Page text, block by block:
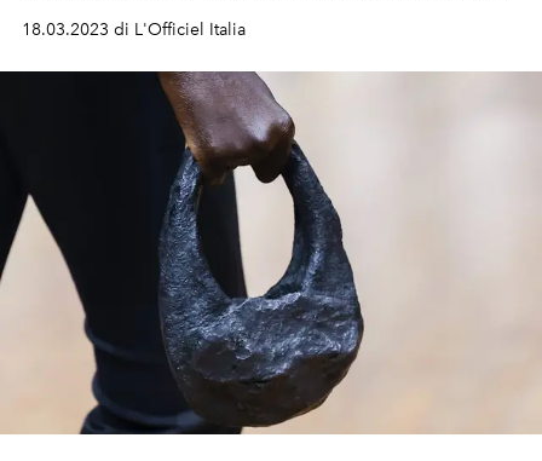
18.03.2023 di L'Officiel Italia